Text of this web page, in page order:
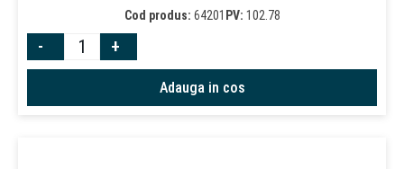
Cod produs: 64201 PV: 102.78
- +
Adauga in cos